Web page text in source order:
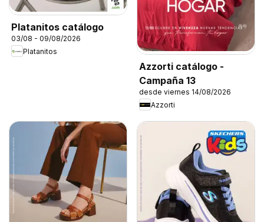
Platanitos catálogo
03/08 - 09/08/2026
Platanitos
Azzorti catálogo -
Campaña 13
desde viernes 14/08/2026
Azzorti